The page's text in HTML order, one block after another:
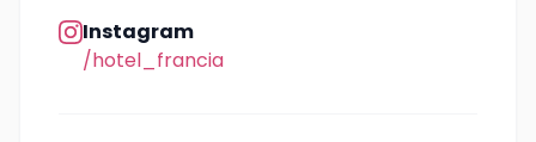
Instagram
/hotel_francia